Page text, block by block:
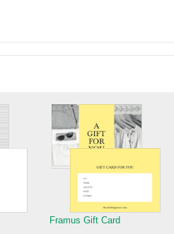
Framus Gift Card